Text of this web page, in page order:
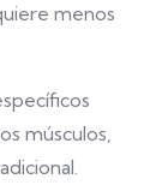
menos
músculos,